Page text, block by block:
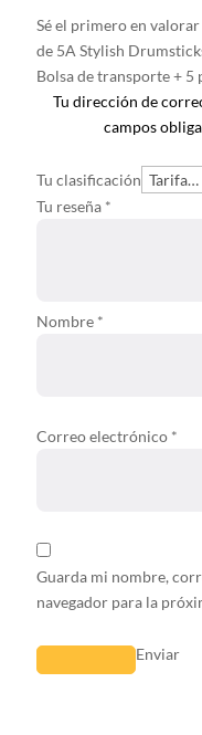
Sé el primero en
de 5A Stylish
Bolsa de transporte + 5
Tu dirección de
campos
Tu clasificación
Tu reseña *
Nombre *
Correo electrónico *
Guarda mi nombre,
navegador para la
Enviar